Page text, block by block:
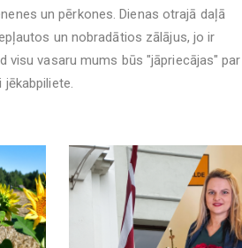
un pērkones. Dienas otrajā daļā
un nobradātios zālājus, jo ir
visu vasaru mums būs "jāpriecājas" par